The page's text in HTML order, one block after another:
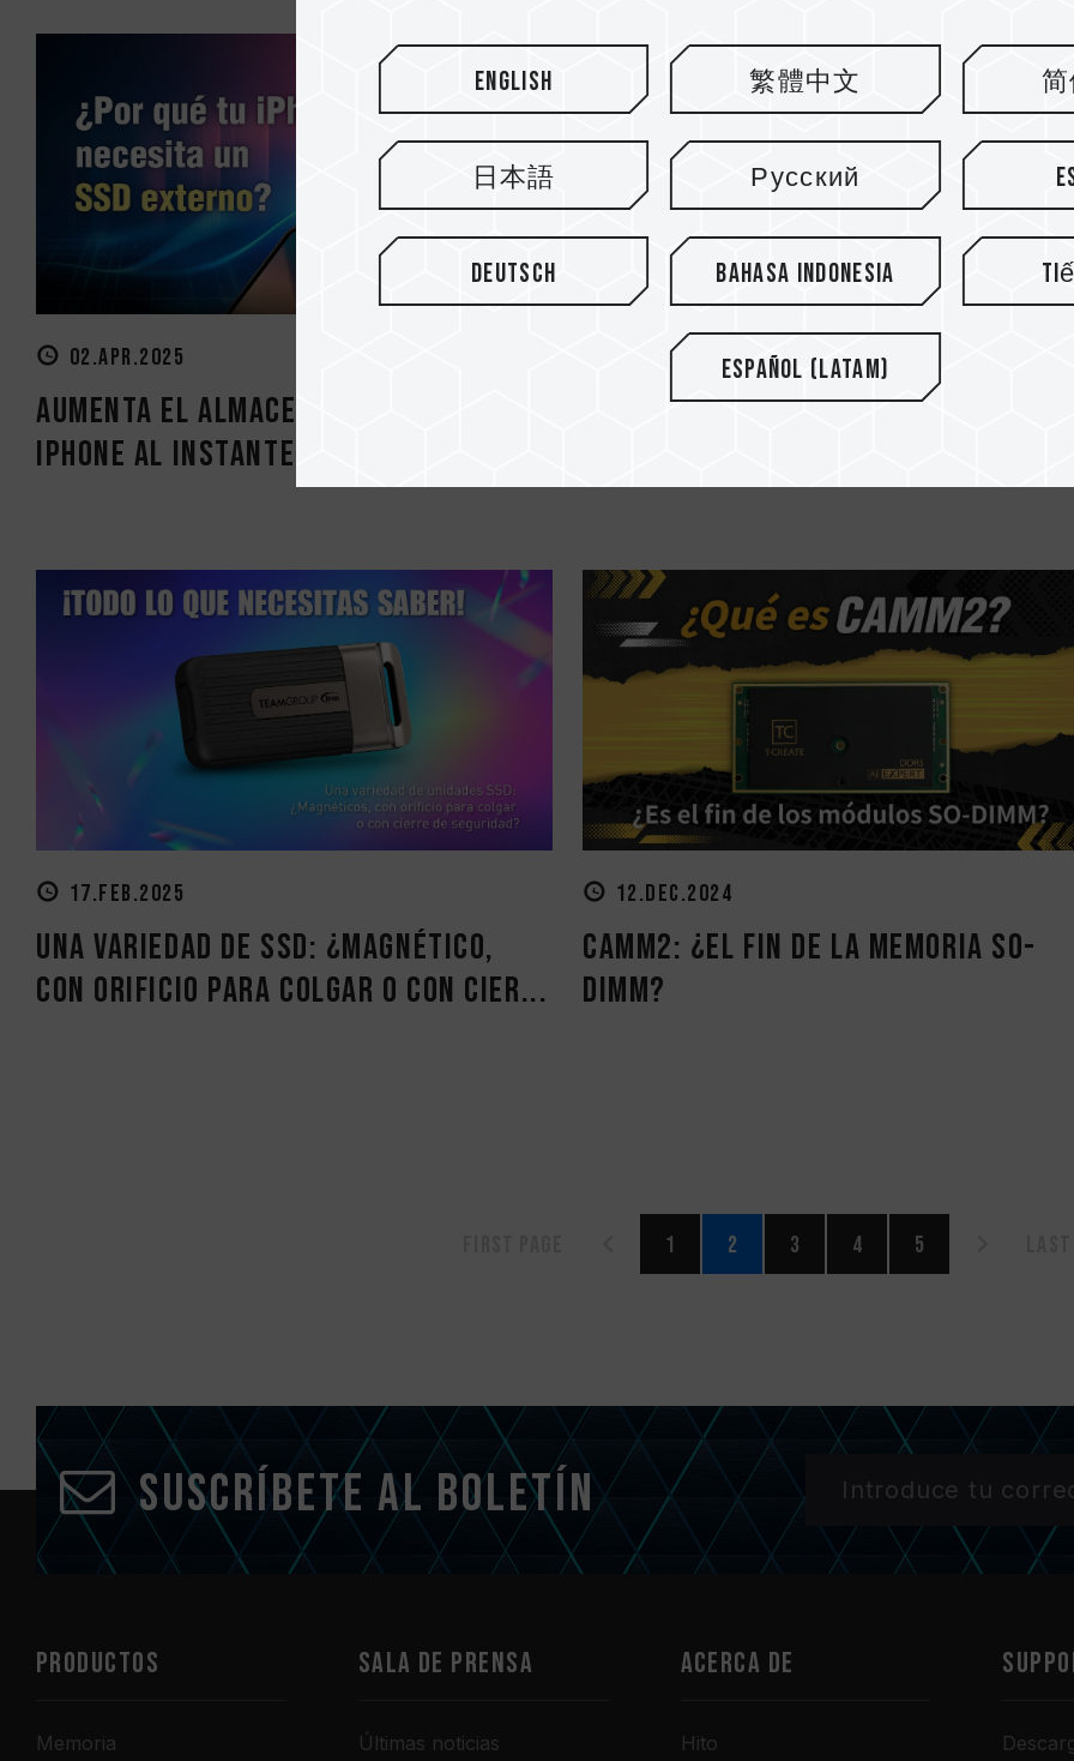
02.APR.2025
Aumenta el almacenamiento de tu
iPhone al instante con dispositivo...
05.MAR.2025
PC gaming vs. consola: ¿Cuál es
17.FEB.2025
Una variedad de SSD: ¿Magnético,
con orificio para colgar o con cier...
12.DEC.2024
CAMM2: ¿el fin de la memoria SO-
DIMM?
1 2 3 4 5
Suscríbete al boletín
PRODUCTOS
Memoria
Sala de prensa
Últimas noticias
Acerca de
Hito
English 繁體中文
日本語 Русский
Deutsch Bahasa Indonesia
Español (Latam)